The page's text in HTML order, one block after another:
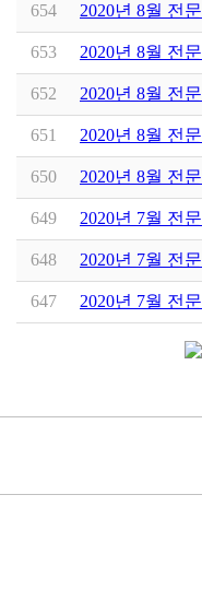
654 2020년 8월 전
653 2020년 8월 전
652 2020년 8월 전
651 2020년 8월 전
650 2020년 8월 전
649 2020년 7월 전
648 2020년 7월 전
647 2020년 7월 전